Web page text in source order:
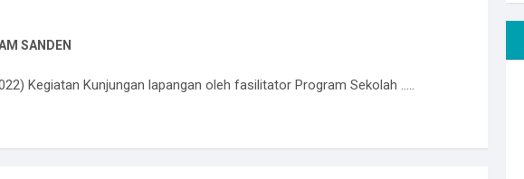
SANDEN
Kegiatan Kunjungan lapangan oleh fasilitator Program Sekolah .....